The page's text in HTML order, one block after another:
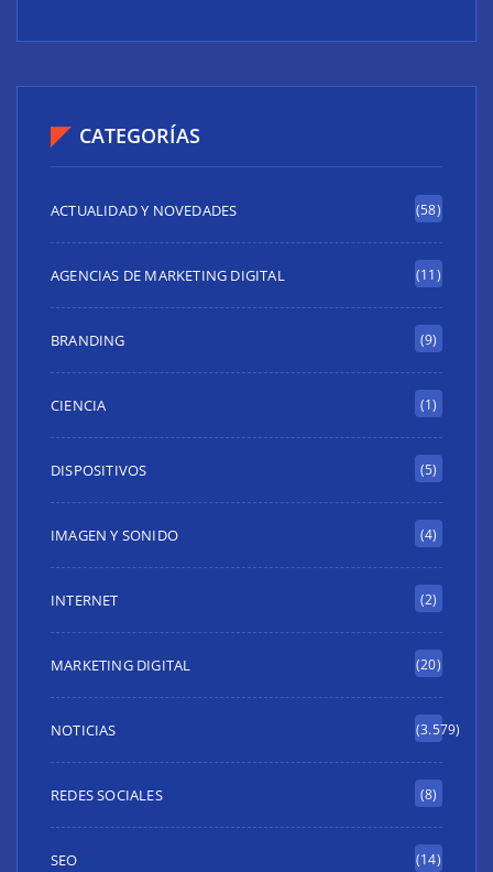
CATEGORÍAS
ACTUALIDAD Y NOVEDADES (58)
AGENCIAS DE MARKETING DIGITAL (11)
BRANDING (9)
CIENCIA (1)
DISPOSITIVOS (5)
IMAGEN Y SONIDO (4)
INTERNET (2)
MARKETING DIGITAL (20)
NOTICIAS (3.579)
REDES SOCIALES (8)
SEO (14)